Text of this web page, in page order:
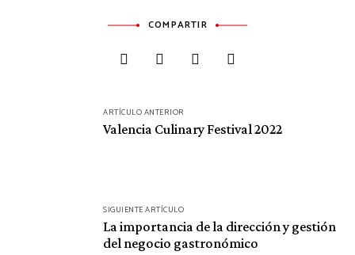
COMPARTIR
ARTÍCULO ANTERIOR
Valencia Culinary Festival 2022
SIGUIENTE ARTÍCULO
La importancia de la dirección y gestión
del negocio gastronómico